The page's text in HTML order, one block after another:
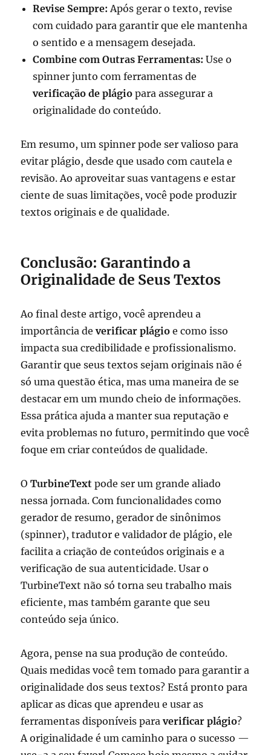
Revise Sempre: Após gerar o texto, revise
com cuidado para garantir que ele mantenha
o sentido e a mensagem desejada.
Combine com Outras Ferramentas: Use o
spinner junto com ferramentas de
verificação de plágio para assegurar a
originalidade do conteúdo.
Em resumo, um spinner pode ser valioso para
evitar plágio, desde que usado com cautela e
revisão. Ao aproveitar suas vantagens e estar
ciente de suas limitações, você pode produzir
textos originais e de qualidade.
Conclusão: Garantindo a
Originalidade de Seus Textos
Ao final deste artigo, você aprendeu a
importância deverificar plágio e como isso
impacta sua credibilidade e profissionalismo.
Garantir que seus textos sejam originais não é
só uma questão ética, mas uma maneira de se
destacar em um mundo cheio de informações.
Essa prática ajuda a manter sua reputação e
evita problemas no futuro, permitindo que você
foque em criar conteúdos de qualidade.
OTurbineText pode ser um grande aliado
nessa jornada. Com funcionalidades como
gerador de resumo, gerador de sinônimos
(spinner), tradutor e validador de plágio, ele
facilita a criação de conteúdos originais e a
verificação de sua autenticidade. Usar o
TurbineText não só torna seu trabalho mais
eficiente, mas também garante que seu
conteúdo seja único.
Agora, pense na sua produção de conteúdo.
Quais medidas você tem tomado para garantir a
originalidade dos seus textos? Está pronto para
aplicar as dicas que aprendeu e usar as
ferramentas disponíveis paraverificar plágio?
A originalidade é um caminho para o sucesso —